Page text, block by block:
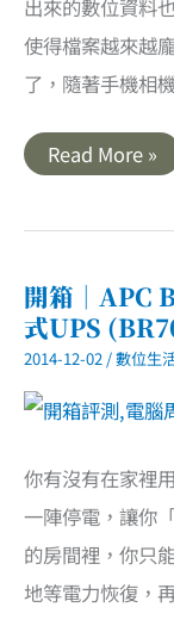
出來的數位資料
使得檔案越來越
了，隨著手機相
開
箱
AS5102T．
你
的
雲
端
生
Read More »
開箱｜APC
式UPS
2014-12-02 /數位生
你有沒有在家裡
一陣停電，讓你
的房間裡，你只
地等電力恢復，